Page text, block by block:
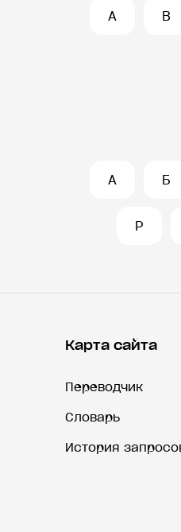
A B
А Б
Р
Карта сайта
Переводчик
Словарь
История